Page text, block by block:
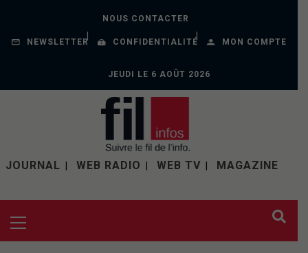
NOUS CONTACTER
NEWSLETTER CONFIDENTIALITÉ MON COMPTE
JEUDI LE 6 AOÛT 2026
JOURNAL WEB RADIO WEB TV MAGAZINE